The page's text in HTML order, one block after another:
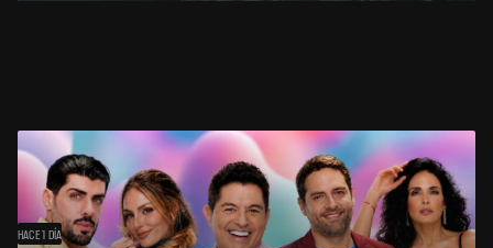
HACE 1 DÍA